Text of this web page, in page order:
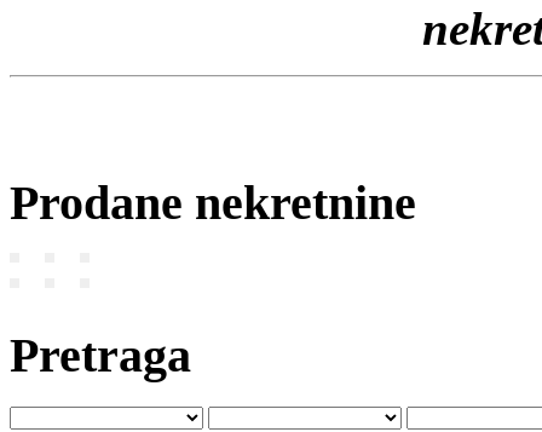
Prodane nekretnine
Pretraga